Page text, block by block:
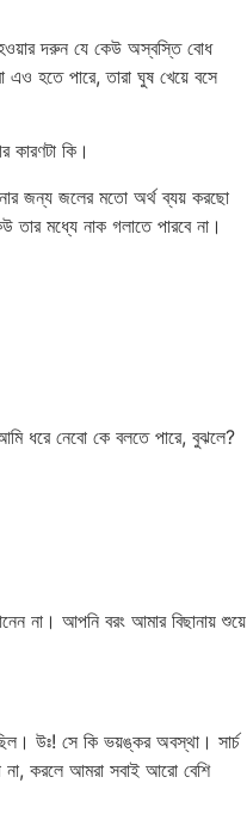
দরুন যে কেউ অস্বস্তি বোধ
হতে পারে, তারা ঘুষ খেয়ে বসে
কারণটা কি।
জন্য জলের মতো অর্থ ব্যয় করছো
তার মধ্যে নাক গলাতে পারবে না।
ধরে নেবো কে বলতে পারে, বুঝলে?
না। আপনি বরং আমার বিছানায় শুয়ে
উঃ! সে কি ভয়ঙ্কর অবস্থা। সার্চ
না, করলে আমরা সবাই আরো বেশি